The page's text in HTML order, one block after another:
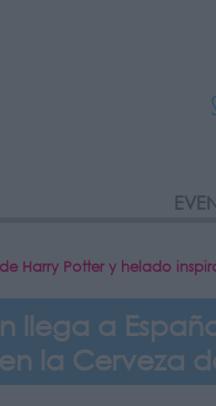
Harry Potter y helado
llega a
la Cerveza